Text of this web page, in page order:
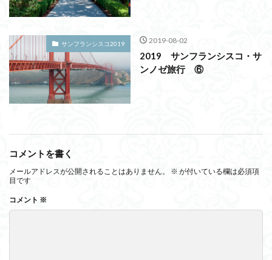
サンフランシスコ2019 2019-08-02
2019 サンフランシスコ・サ
ンノゼ旅行 ⑥
コメントを書く
メールアドレスが公開されることはありません。 ※ が付いている欄は必須項
目です
コメント ※